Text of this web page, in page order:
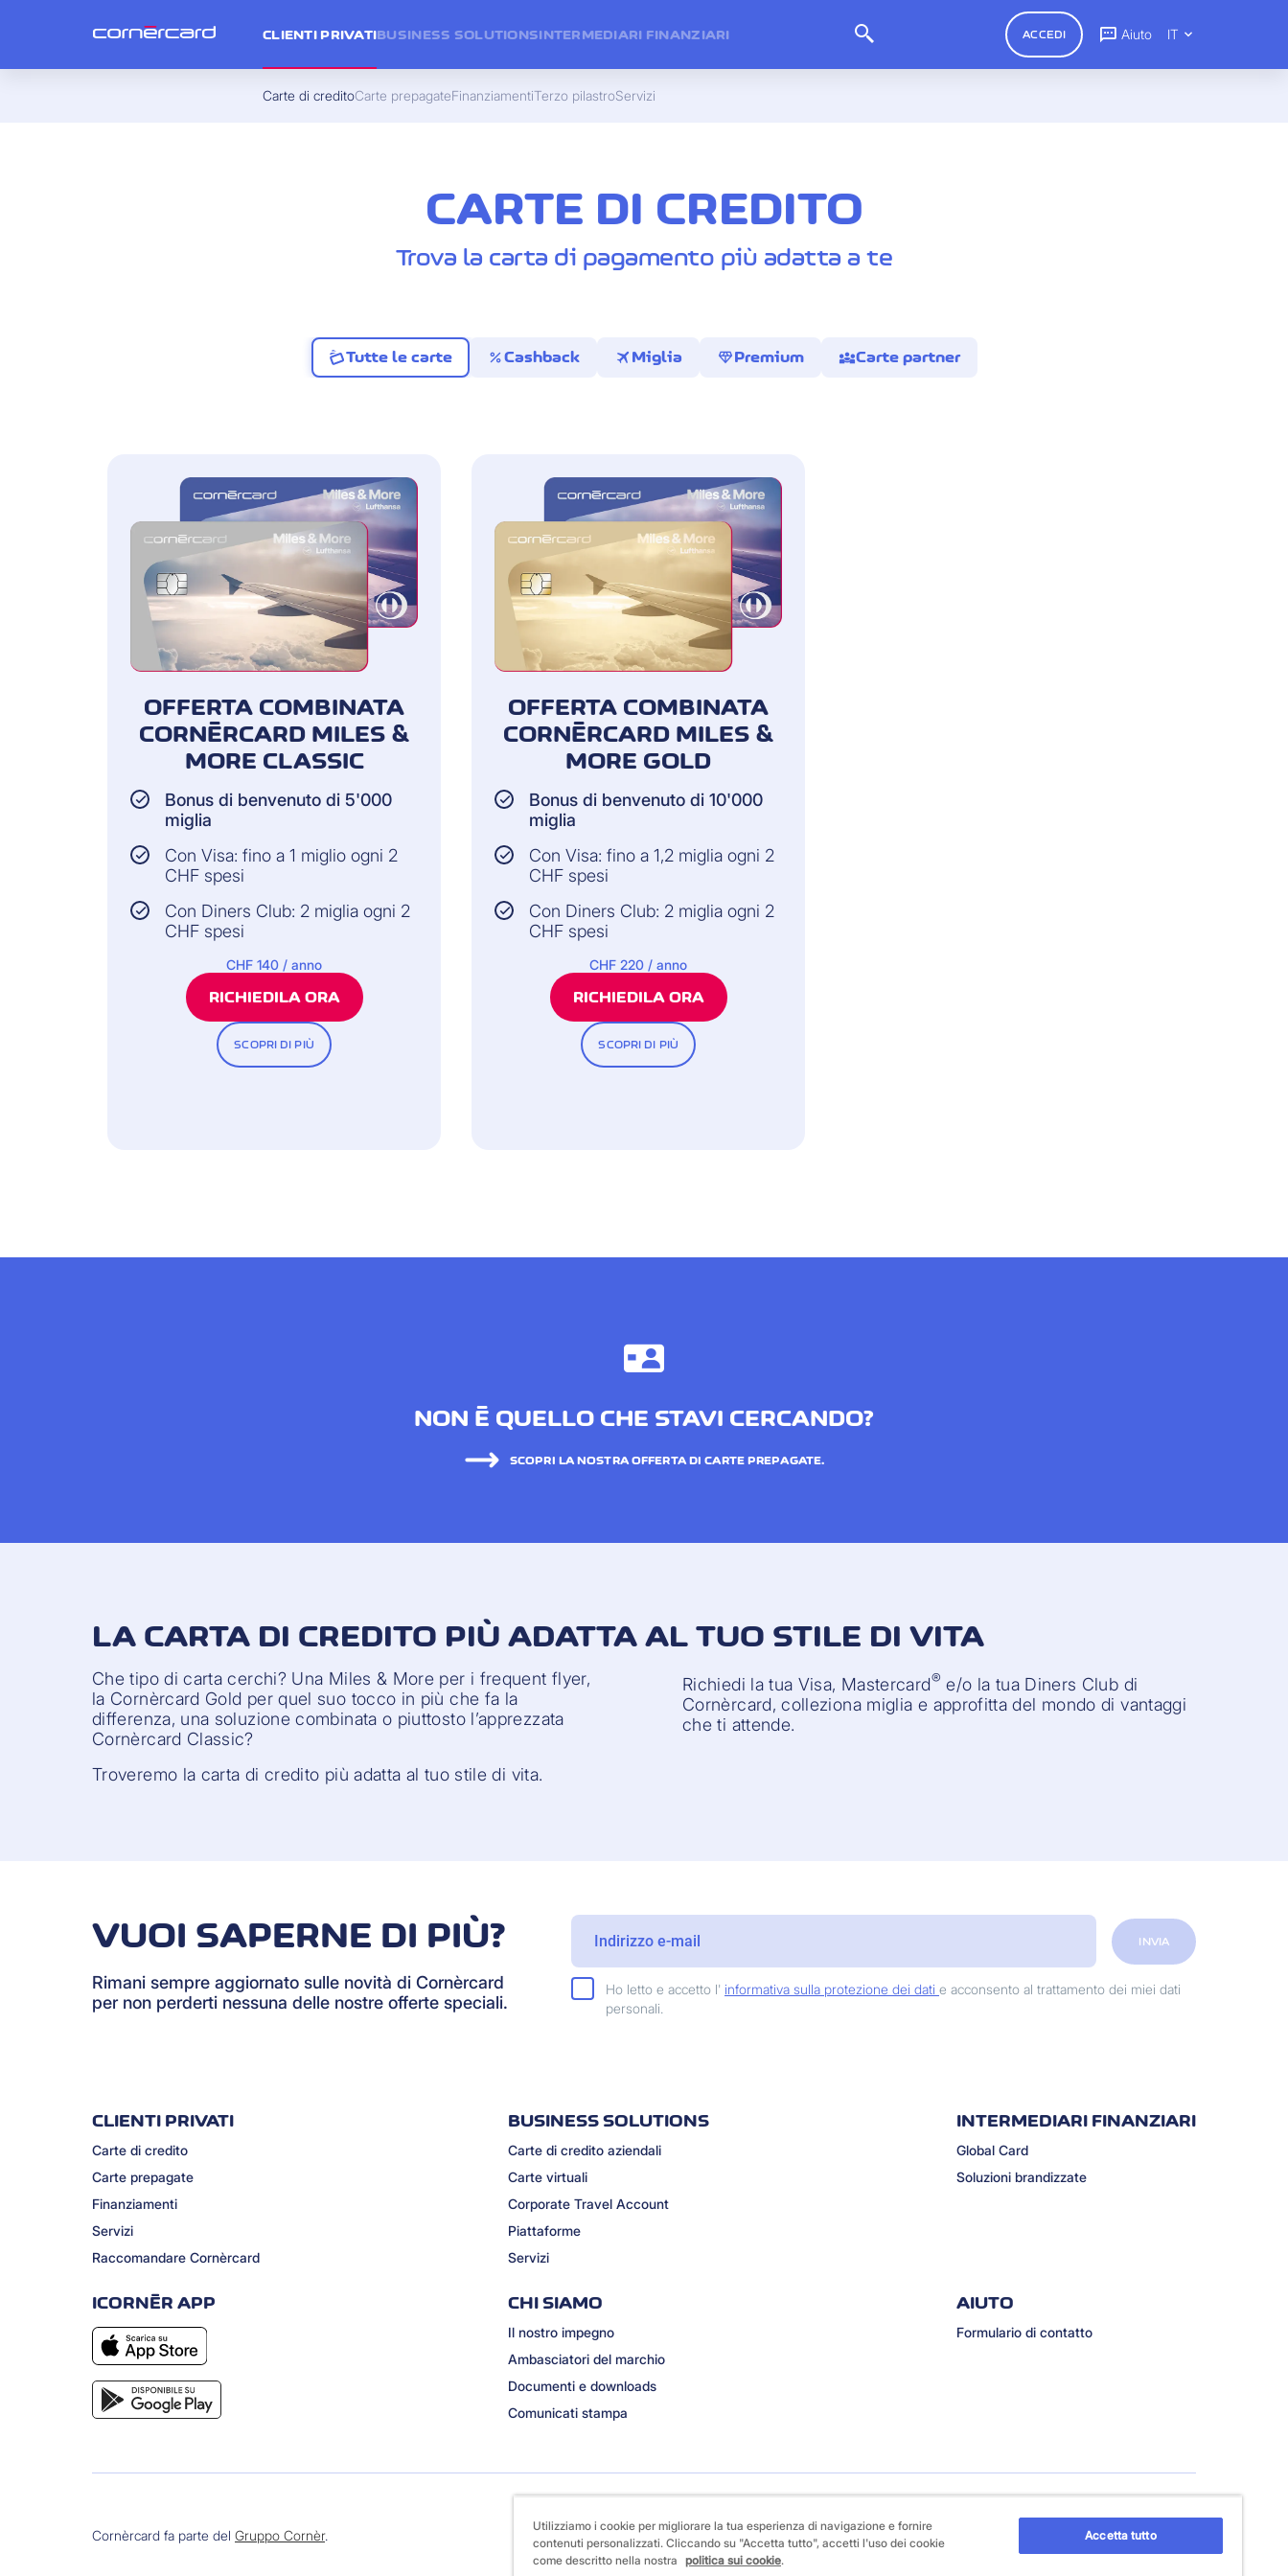
CARTE DI CREDITO
Trova la carta di pagamento più adatta a te
Tutte le carte percentCashback travel Miglia diamondPremium diversity_3Carte partner
OFFERTA COMBINATA
CORNÈRCARD MILES &
MORE CLASSIC
Bonus di benvenuto di 5'000
miglia
Con Visa: fino a 1 miglio ogni 2
CHF spesi
Con Diners Club: 2 miglia ogni 2
CHF spesi
CHF 140 / anno
RICHIEDILA ORA
SCOPRI DI PIÙ
OFFERTA COMBINATA
CORNÈRCARD MILES &
MORE GOLD
Bonus di benvenuto di 10'000
miglia
Con Visa: fino a 1,2 miglia ogni 2
CHF spesi
Con Diners Club: 2 miglia ogni 2
CHF spesi
CHF 220 / anno
RICHIEDILA ORA
SCOPRI DI PIÙ
NON È QUELLO CHE STAVI CERCANDO?
SCOPRI LA NOSTRA OFFERTA DI CARTE PREPAGATE.
LA CARTA DI CREDITO PIÙ ADATTA AL TUO STILE DI VITA
Che tipo di carta cerchi? Una Miles & More per i frequent flyer,
la Cornèrcard Gold per quel suo tocco in più che fa la
differenza, una soluzione combinata o piuttosto l’apprezzata
Cornèrcard Classic?
Troveremo la carta di credito più adatta al tuo stile di vita.
Richiedi la tua Visa, Mastercard® e/o la tua Diners Club di
Cornèrcard, colleziona miglia e approfitta del mondo di vantaggi
che ti attende.
VUOI SAPERNE DI PIÙ?
Rimani sempre aggiornato sulle novità di Cornèrcard
per non perderti nessuna delle nostre offerte speciali.
Ho letto e accetto l' informativa sulla protezione dei dati e acconsento al trattamento dei miei dati
personali.
INVIA
CLIENTI PRIVATI
Carte di credito
Carte prepagate
Finanziamenti
Servizi
Raccomandare Cornèrcard
BUSINESS SOLUTIONS
Carte di credito aziendali
Carte virtuali
Corporate Travel Account
Piattaforme
Servizi
INTERMEDIARI FINANZIARI
Global Card
Soluzioni brandizzate
ICORNÈR APP CHI SIAMO
Il nostro impegno
Ambasciatori del marchio
Documenti e downloads
Comunicati stampa
AIUTO
Formulario di contatto
Cornèrcard fa parte del Gruppo Cornèr.
CLIENTI PRIVATI
Carte di creditoCarte prepagateFinanziamentiTerzo pilastroServizi
BUSINESS SOLUTIONSINTERMEDIARI FINANZIARI ACCEDI Aiuto IT
Utilizziamo i cookie per migliorare la tua esperienza di navigazione e fornire
contenuti personalizzati. Cliccando su "Accetta tutto", accetti l'uso dei cookie
come descritto nella nostra politica sui cookie.
Accetta tutto